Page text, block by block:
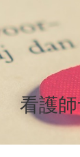
看護